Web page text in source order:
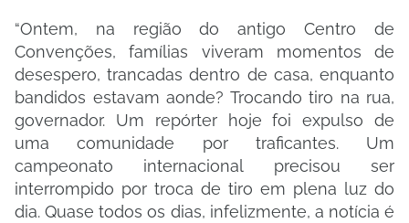
“Ontem, na região do antigo Centro de
Convenções, famílias viveram momentos de
desespero, trancadas dentro de casa, enquanto
bandidos estavam aonde? Trocando tiro na rua,
governador. Um repórter hoje foi expulso de
uma comunidade por traficantes. Um
campeonato internacional precisou ser
interrompido por troca de tiro em plena luz do
dia. Quase todos os dias, infelizmente, a notícia é